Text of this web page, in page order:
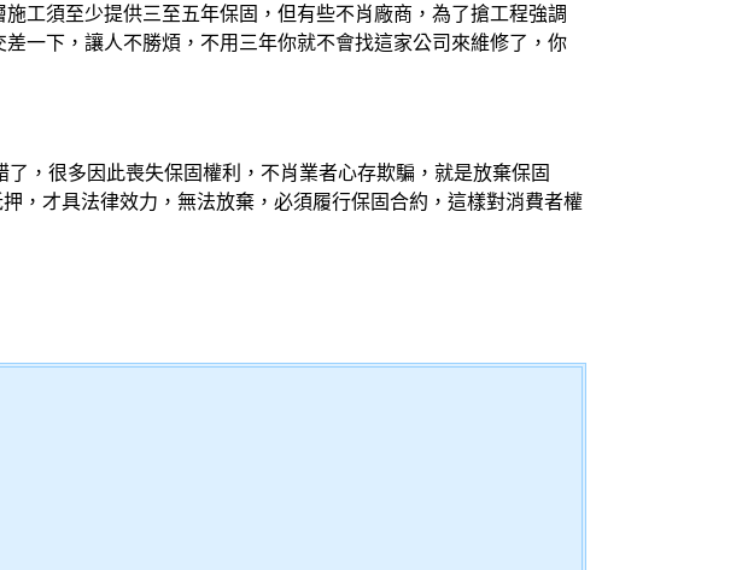
工須至少提供三至五年保固，但有些不肖廠商，為了搶工程強調
一下，讓人不勝煩，不用三年你就不會找這家公司來維修了，你
，很多因此喪失保固權利，不肖業者心存欺騙，就是放棄保固
，才具法律效力，無法放棄，必須履行保固合約，這樣對消費者權